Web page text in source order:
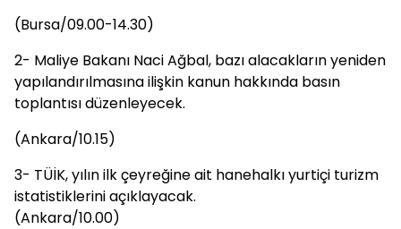
(Bursa/09.00-14.30)
2- Maliye Bakanı Naci Ağbal, bazı alacakların yeniden
yapılandırılmasına ilişkin kanun hakkında basın
toplantısı düzenleyecek.
(Ankara/10.15)
3- TÜİK, yılın ilk çeyreğine ait hanehalkı yurtiçi turizm
istatistiklerini açıklayacak.
(Ankara/10.00)